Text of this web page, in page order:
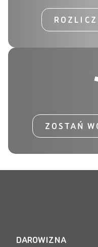
ZOSTAŃ
DAROWIZNA